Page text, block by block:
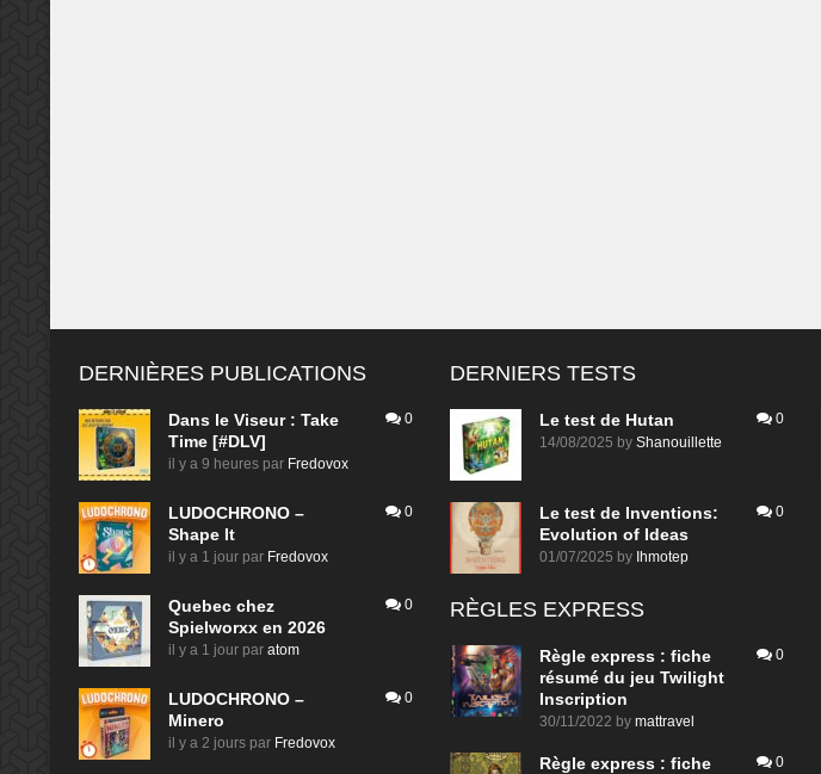
DERNIÈRES PUBLICATIONS
Dans le Viseur : Take
Time [#DLV]
il y a 9 heures par Fredovox
0
LUDOCHRONO –
Shape It
il y a 1 jour par Fredovox
0
Quebec chez
Spielworxx en 2026
il y a 1 jour par atom
0
LUDOCHRONO –
Minero
il y a 2 jours par Fredovox
0
DERNIERS TESTS
Le test de Hutan
14/08/2025 by Shanouillette
0
Le test de Inventions:
Evolution of Ideas
01/07/2025 by Ihmotep
0
RÈGLES EXPRESS
Règle express : fiche
résumé du jeu Twilight
Inscription
30/11/2022 by mattravel
0
Règle express : fiche 0